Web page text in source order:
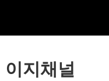
이지채널